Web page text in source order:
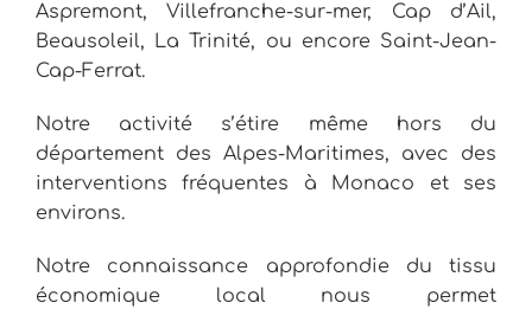
Aspremont, Villefranche-sur-mer, Cap d’Ail,
Beausoleil, La Trinité, ou encore Saint-Jean-
Cap-Ferrat.
Notre activité s’étire même hors du
département des Alpes-Maritimes, avec des
interventions fréquentes à Monaco et ses
environs.
Notre connaissance approfondie du tissu
économique local nous permet